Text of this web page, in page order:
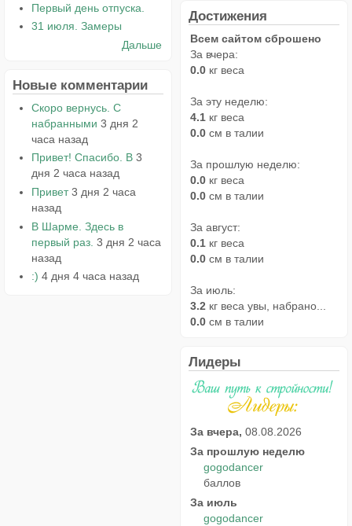
Первый день отпуска.
31 июля. Замеры
Дальше
Новые комментарии
Скоро вернусь. С
набранными 3 дня 2
часа назад
Привет! Спасибо. В 3
дня 2 часа назад
Привет 3 дня 2 часа
назад
В Шарме. Здесь в
первый раз. 3 дня 2 часа
назад
:) 4 дня 4 часа назад
Достижения
Всем сайтом сброшено
За вчера:
0.0 кг веса
За эту неделю:
4.1 кг веса
0.0 см в талии
За прошлую неделю:
0.0 кг веса
0.0 см в талии
За август:
0.1 кг веса
0.0 см в талии
За июль:
3.2 кг веса увы, набрано...
0.0 см в талии
Лидеры
За вчера, 08.08.2026
За прошлую неделю
gogodancer
баллов
За июль
gogodancer